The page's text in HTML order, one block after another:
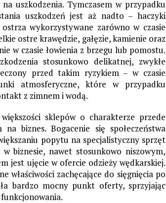
uszkodzenia. Tymczasem w przypadku
uszkodzeń jest aż nadto – haczyki
wykorzystywane zarówno w czasie
ostre krawędzie, gałęzie, kamienie oraz
w czasie łowienia z brzegu lub pomostu.
stosunkowo delikatnej, zwykłe
przed takim ryzykiem – w czasie
atmosferyczne, które w przypadku
z zimnem i wodą.
sklepów o charakterze przede
biznes. Bogacenie się społeczeństwa
popytu na specjalistyczny sprzęt
biznesie, nawet stosunkowo niszowym,
jest ujęcie w ofercie odzieży wędkarskiej.
właściwości zachęcające do sięgnięcia po
bardzo mocny punkt oferty, sprzyjając